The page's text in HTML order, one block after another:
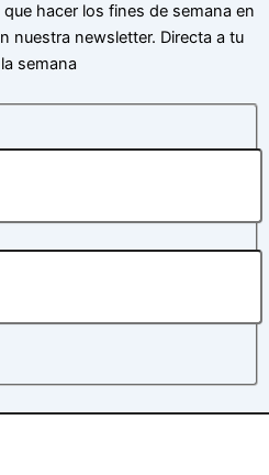
hacer los fines de semana en
nuestra newsletter. Directa a tu
semana